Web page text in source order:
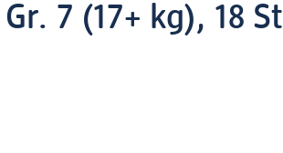
7 (17+ kg), 18 St